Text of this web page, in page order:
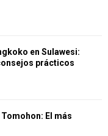
en Sulawesi:
prácticos
El más